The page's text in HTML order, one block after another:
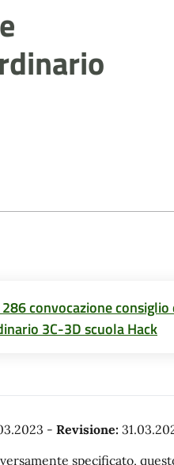
286 convocazione consiglio
3C-3D scuola Hack
- Revisione:
specificato,